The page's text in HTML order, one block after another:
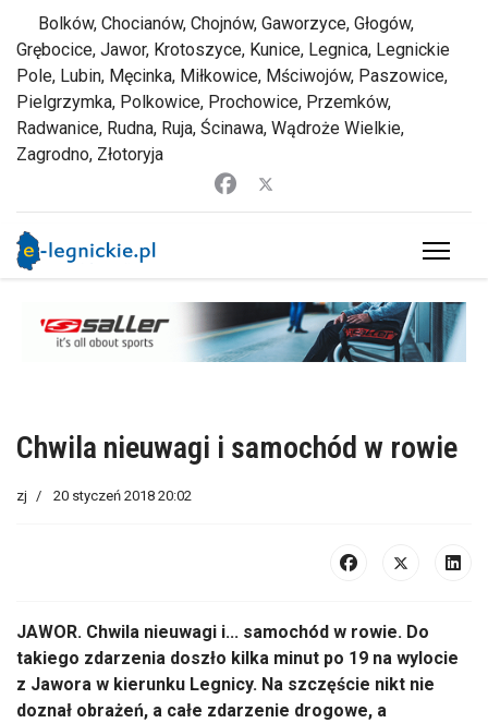
Bolków, Chocianów, Chojnów, Gaworzyce, Głogów,
Grębocice, Jawor, Krotoszyce, Kunice, Legnica, Legnickie
Pole, Lubin, Męcinka, Miłkowice, Mściwojów, Paszowice,
Pielgrzymka, Polkowice, Prochowice, Przemków,
Radwanice, Rudna, Ruja, Ścinawa, Wądroże Wielkie,
Zagrodno, Złotoryja
Chwila nieuwagi i samochód w rowie
zj 20 styczeń 2018 20:02
JAWOR. Chwila nieuwagi i... samochód w rowie. Do
takiego zdarzenia doszło kilka minut po 19 na wylocie
z Jawora w kierunku Legnicy. Na szczęście nikt nie
doznał obrażeń, a całe zdarzenie drogowe, a